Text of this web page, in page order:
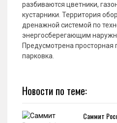
разбиваются цветники,
кустарники. Территория
дренажной системой по
энергосберегающим
Предусмотрена просторная
парковка.
Новости по теме:
Саммит